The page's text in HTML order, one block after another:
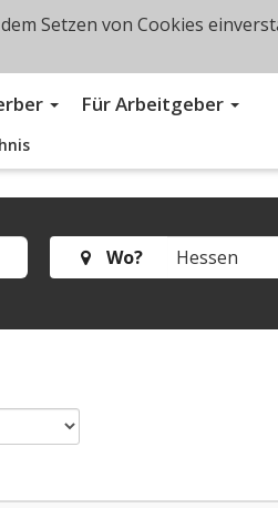
Für Arbeitgeber
Wo?
Setzen von Cookies